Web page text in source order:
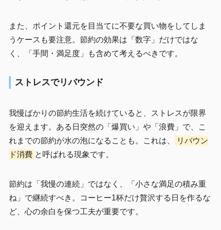
また、ポイント還元を目当てに不要な買い物をしてしま
うケースも要注意。節約の効果は「数字」だけではな
く、「手間・満足度」も含めて考えるべきです。
ストレスでリバウンド
我慢ばかりの節約生活を続けていると、ストレスが限界
を迎えます。ある日突然の「爆買い」や「浪費」で、こ
れまでの節約が水の泡になることも。これは、
リバウン
ド消費 と呼ばれる現象です。
節約は「我慢の連続」ではなく、「小さな満足の積み重
ね」で継続すべき。コーヒー1杯だけ贅沢する日を作るな
ど、心の余白を保つ工夫が重要です。